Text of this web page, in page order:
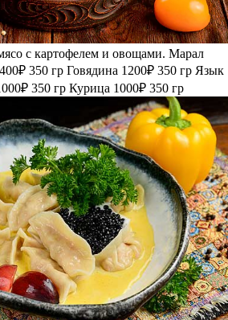
с картофелем и овощами. Марал
350 гр Говядина 1200₽ 350 гр Язык
350 гр Курица 1000₽ 350 гр